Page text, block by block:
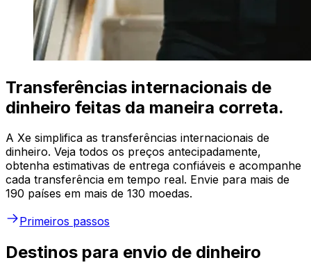
Transferências internacionais de
dinheiro feitas da maneira correta.
A Xe simplifica as transferências internacionais de
dinheiro. Veja todos os preços antecipadamente,
obtenha estimativas de entrega confiáveis e acompanhe
cada transferência em tempo real. Envie para mais de
190 países em mais de 130 moedas.
Primeiros passos
Destinos para envio de dinheiro